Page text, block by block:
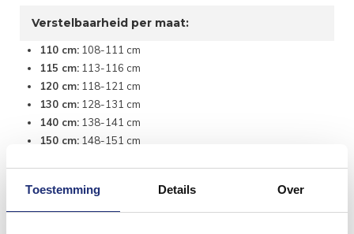
Toestemming Details Over
Verstelbaarheid per maat:
110 cm: 108-111 cm
115 cm: 113-116 cm
120 cm: 118-121 cm
130 cm: 128-131 cm
140 cm: 138-141 cm
150 cm: 148-151 cm
180 cm:178-181 cm